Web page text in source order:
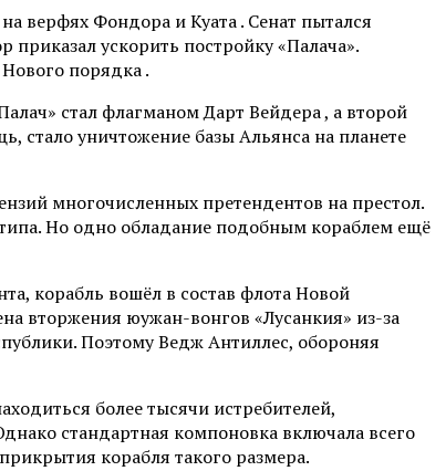
верфях Фондора и Куата . Сенат пытался
ускорить постройку «Палача».
порядка .
стал флагманом Дарт Вейдера , а второй
стало уничтожение базы Альянса на планете
многочисленных претендентов на престол.
Но одно обладание подобным кораблем ещё
корабль вошёл в состав флота Новой
вторжения юужан-вонгов «Лусанкия» из-за
Поэтому Ведж Антиллес, обороняя
более тысячи истребителей,
стандартная компоновка включала всего
корабля такого размера.